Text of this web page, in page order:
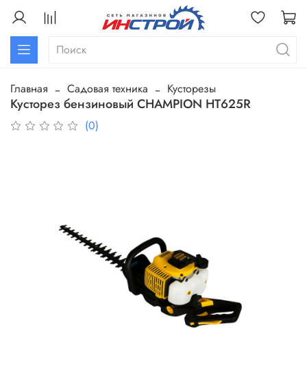
Главная Садовая техника Кусторезы
Кусторез бензиновый CHAMPION HT625R
(0)